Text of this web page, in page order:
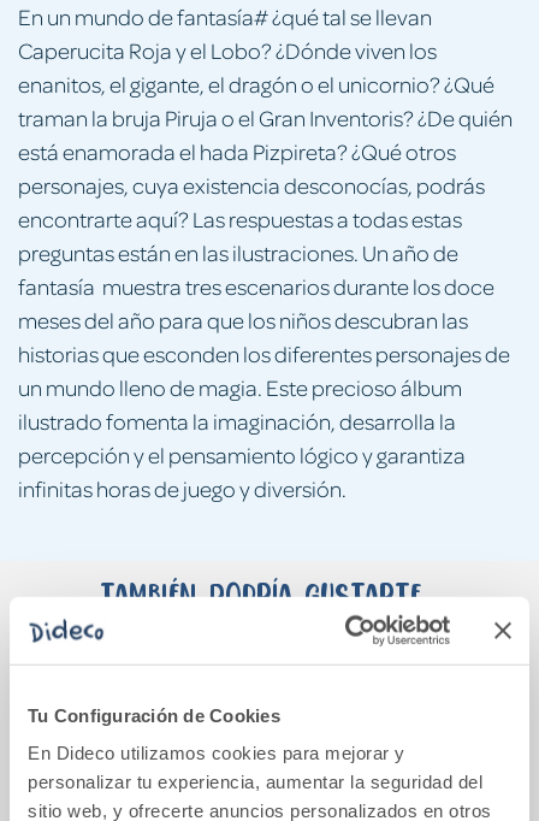
Tu Configuración de Cookies
En Dideco utilizamos cookies para mejorar y
personalizar tu experiencia, aumentar la seguridad del
sitio web, y ofrecerte anuncios personalizados en otros
En un mundo de fantasía# ¿qué tal se llevan
Caperucita Roja y el Lobo? ¿Dónde viven los
enanitos, el gigante, el dragón o el unicornio? ¿Qué
traman la bruja Piruja o el Gran Inventoris? ¿De quién
está enamorada el hada Pizpireta? ¿Qué otros
personajes, cuya existencia desconocías, podrás
encontrarte aquí? Las respuestas a todas estas
preguntas están en las ilustraciones. Un año de
fantasía muestra tres escenarios durante los doce
meses del año para que los niños descubran las
historias que esconden los diferentes personajes de
un mundo lleno de magia. Este precioso álbum
ilustrado fomenta la imaginación, desarrolla la
percepción y el pensamiento lógico y garantiza
infinitas horas de juego y diversión.
También podría gustarte...